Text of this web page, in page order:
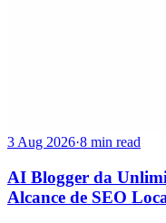
3 Aug 2026·8 min read
AI Blogger da
Alcance de SEO